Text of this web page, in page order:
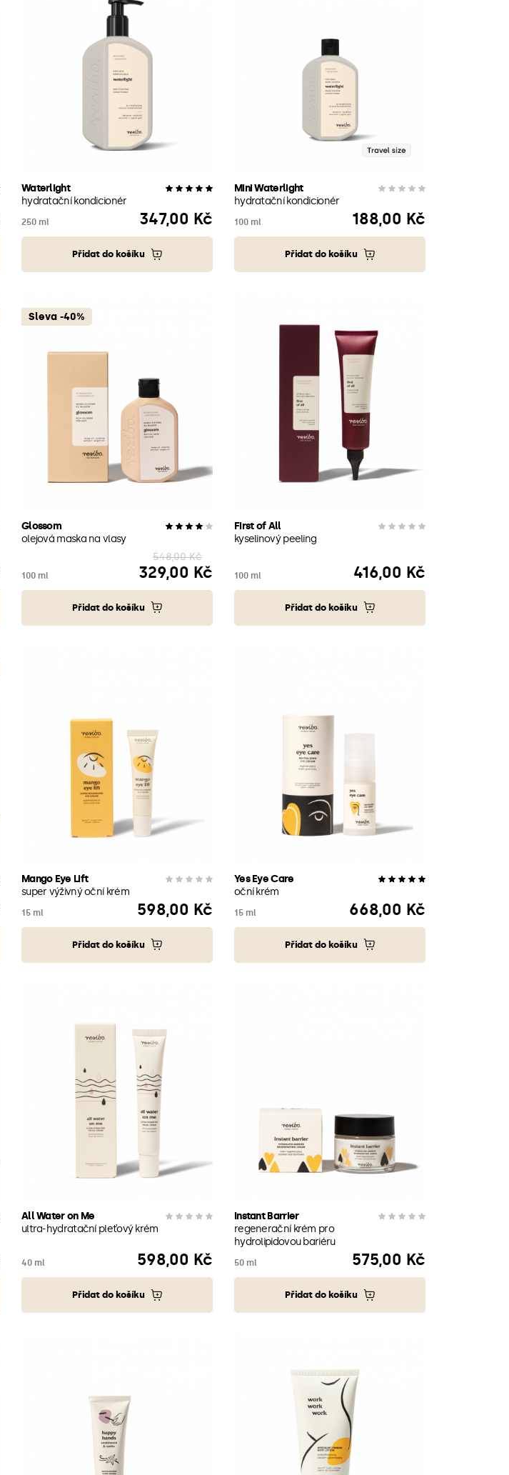
Waterlight
hydratační kondicionér
250 ml Cena
347,00 Kč
Přidat do košíku
Mini Waterlight
hydratační kondicionér
100 ml Cena
188,00 Kč
Přidat do košíku
Sleva -40%
Glossom
olejová maska na vlasy
100 ml
548,00 Kč
Cena
329,00 Kč
Přidat do košíku
First of All
kyselinový peeling
100 ml Cena
416,00 Kč
Přidat do košíku
Mango Eye Lift
super výživný oční krém
15 ml Cena
598,00 Kč
Přidat do košíku
Yes Eye Care
oční krém
15 ml Cena
668,00 Kč
Přidat do košíku
All Water on Me
ultra-hydratační pleťový krém
40 ml Cena
598,00 Kč
Přidat do košíku
Instant Barrier
regenerační krém pro
hydrolipidovou bariéru
50 ml Cena
575,00 Kč
Přidat do košíku